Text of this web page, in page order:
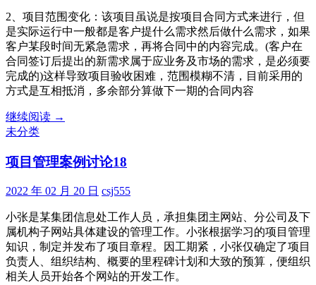
2、项目范围变化：该项目虽说是按项目合同方式来进行，但
是实际运行中一般都是客户提什么需求然后做什么需求，如果
客户某段时间无紧急需求，再将合同中的内容完成。(客户在
合同签订后提出的新需求属于应业务及市场的需求，是必须要
完成的)这样导致项目验收困难，范围模糊不清，目前采用的
方式是互相抵消，多余部分算做下一期的合同内容
继续阅读项
理
例
论
19
→
未分类
项目管理案例讨论18
2022 年 02 月 20 日 csj555
小张是某集团信息处工作人员，承担集团主网站、分公司及下
属机构子网站具体建设的管理工作。小张根据学习的项目管理
知识，制定并发布了项目章程。因工期紧，小张仅确定了项目
负责人、组织结构、概要的里程碑计划和大致的预算，便组织
相关人员开始各个网站的开发工作。